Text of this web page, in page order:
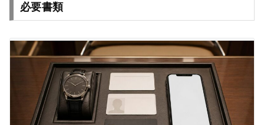
必要書類